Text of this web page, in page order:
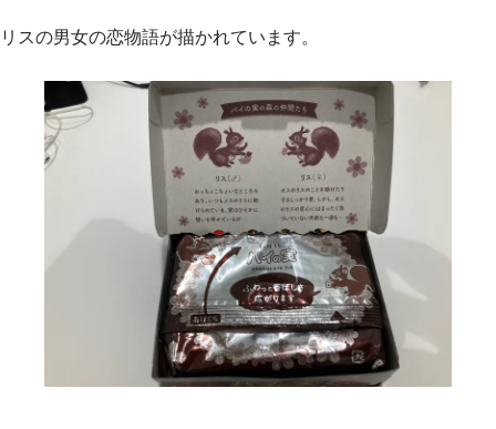
リスの男女の恋物語が描かれています。